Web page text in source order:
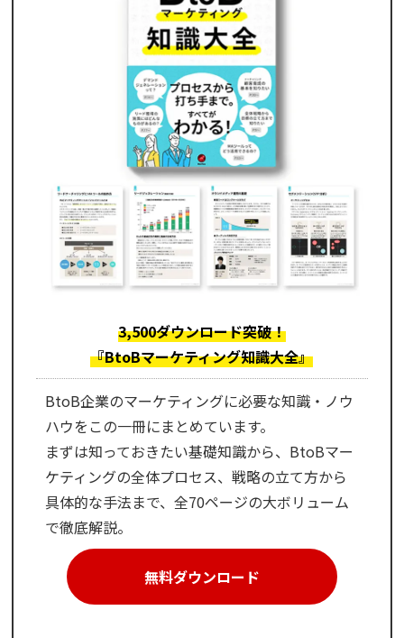
3,500ダウンロード突破！
『BtoBマーケティング知識大全』
BtoB企業のマーケティングに必要な知識・ノウ
ハウをこの一冊にまとめています。
まずは知っておきたい基礎知識から、BtoBマー
ケティングの全体プロセス、戦略の立て方から
具体的な手法まで、全70ページの大ボリューム
で徹底解説。
無料ダウンロード